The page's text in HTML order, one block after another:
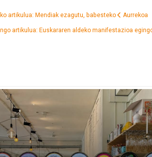
artikulua: Mendiak ezagutu, babesteko
Aurrekoa
artikulua: Euskararen aldeko manifestazioa